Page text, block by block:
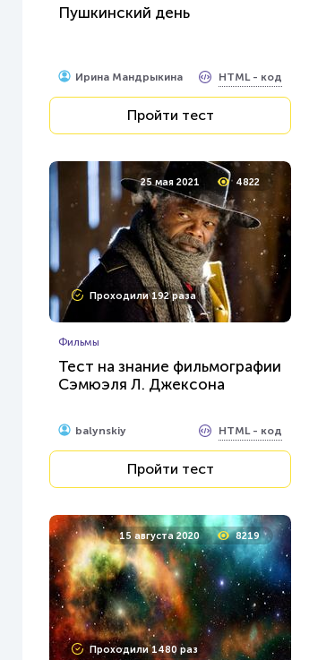
Пушкинский день
Ирина Мандрыкина HTML - код
Пройти тест
25 мая 2021 4822
Проходили 192 раза
Фильмы
Тест на знание фильмографии
Сэмюэля Л. Джексона
balynskiy HTML - код
Пройти тест
15 августа 2020 8219
Проходили 1480 раз